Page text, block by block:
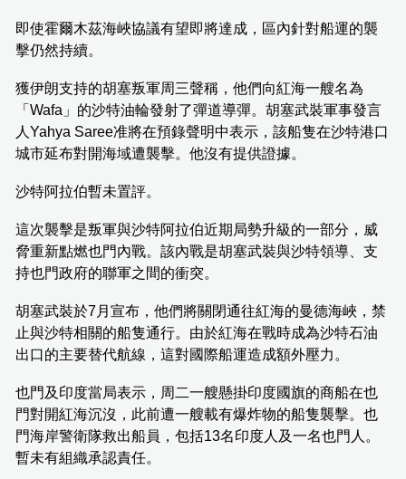
即使霍爾木茲海峽協議有望即將達成，區內針對船運的襲
擊仍然持續。
獲伊朗支持的胡塞叛軍周三聲稱，他們向紅海一艘名為
「Wafa」的沙特油輪發射了彈道導彈。胡塞武裝軍事發言
人Yahya Saree准將在預錄聲明中表示，該船隻在沙特港口
城市延布對開海域遭襲擊。他沒有提供證據。
沙特阿拉伯暫未置評。
這次襲擊是叛軍與沙特阿拉伯近期局勢升級的一部分，威
脅重新點燃也門內戰。該內戰是胡塞武裝與沙特領導、支
持也門政府的聯軍之間的衝突。
胡塞武裝於7月宣布，他們將關閉通往紅海的曼德海峽，禁
止與沙特相關的船隻通行。由於紅海在戰時成為沙特石油
出口的主要替代航線，這對國際船運造成額外壓力。
也門及印度當局表示，周二一艘懸掛印度國旗的商船在也
門對開紅海沉沒，此前遭一艘載有爆炸物的船隻襲擊。也
門海岸警衛隊救出船員，包括13名印度人及一名也門人。
暫未有組織承認責任。